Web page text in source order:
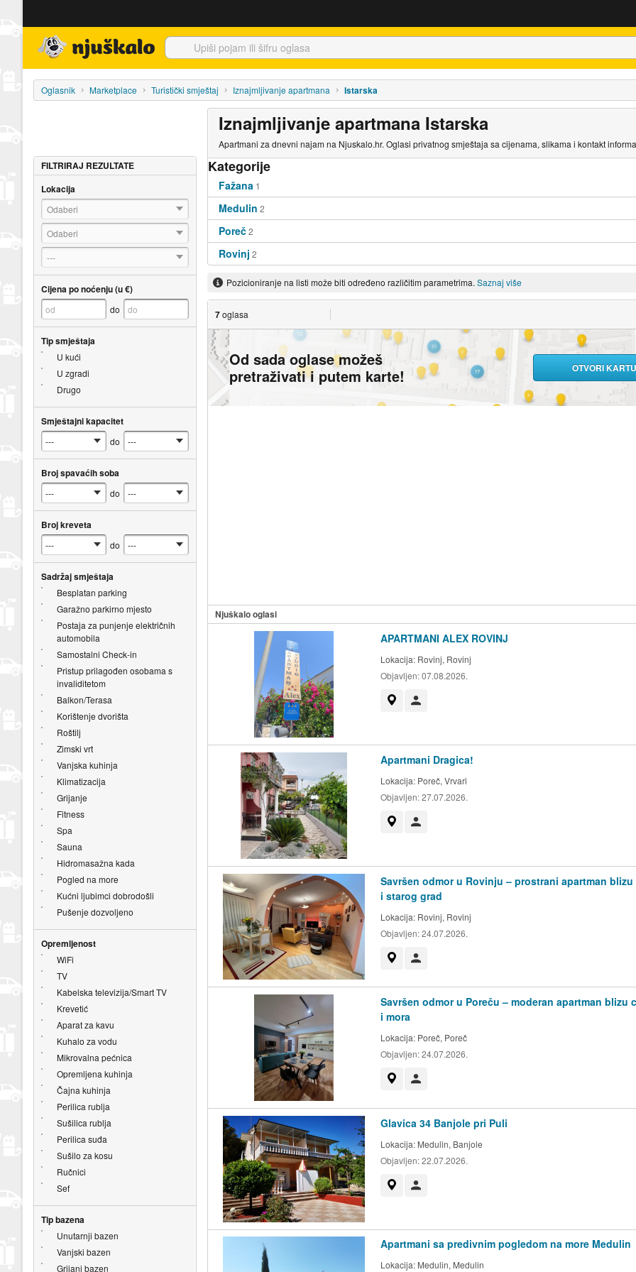
Oglasnik Marketplace Turistički smještaj Iznajmljivanje apartmana Istarska
Iznajmljivanje apartmana Istarska
Apartmani za dnevni najam na Njuskalo.hr. Oglasi privatnog smještaja sa cijenama, slikama i kontakt
Kategorije
Fažana 1
Medulin 2
Poreč2
Rovinj 2
Pozicioniranje na listi može biti određeno različitim parametrima. Saznaj više
7oglasa
Od sada oglase možeš
pretraživati i putem karte!
OTVORI KARTU
Njuškalo oglasi
APARTMANI ALEX ROVINJ
Lokacija: Rovinj, Rovinj
Objavljen:07.08.2026.
Apartmani Dragica!
Lokacija: Poreč, Vrvari
Objavljen:27.07.2026.
Savršen odmor u Rovinju – prostrani apartman blizu
i starog grad
Lokacija: Rovinj, Rovinj
Objavljen:24.07.2026.
Savršen odmor u Poreču – moderan apartman blizu
i mora
Lokacija: Poreč, Poreč
Objavljen:24.07.2026.
Glavica 34 Banjole pri Puli
Lokacija: Medulin, Banjole
Objavljen:22.07.2026.
Apartmani sa predivnim pogledom na more Medulin
Lokacija: Medulin, Medulin
FILTRIRAJ REZULTATE
Lokacija
Odaberi
Odaberi
---
Cijena po noćenju (u €)
do
Tip smještaja
U kući
U zgradi
Drugo
Smještajni kapacitet
do
Broj spavaćih soba
do
Broj kreveta
do
Sadržaj smještaja
Besplatan parking
Garažno parkirno mjesto
Postaja za punjenje električnih
automobila
Samostalni Check-in
Pristup prilagođen osobama s
invaliditetom
Balkon/Terasa
Korištenje dvorišta
Roštilj
Zimski vrt
Vanjska kuhinja
Klimatizacija
Grijanje
Fitness
Spa
Sauna
Hidromasažna kada
Pogled na more
Kućni ljubimci dobrodošli
Pušenje dozvoljeno
Opremljenost
WiFi
TV
Kabelska televizija/Smart TV
Krevetić
Aparat za kavu
Kuhalo za vodu
Mikrovalna pećnica
Opremljena kuhinja
Čajna kuhinja
Perilica rublja
Sušilica rublja
Perilica suđa
Sušilo za kosu
Ručnici
Sef
Tip bazena
Unutarnji bazen
Vanjski bazen
Grijani bazen